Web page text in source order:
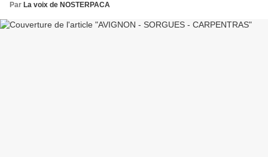
Par La voix de NOSTERPACA